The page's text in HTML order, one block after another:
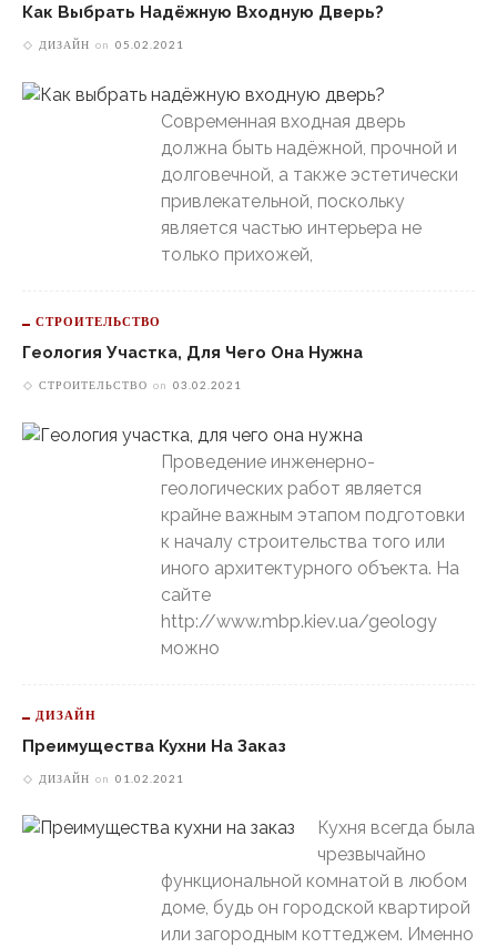
Как Выбрать Надёжную Входную Дверь?
ДИЗАЙН on 05.02.2021
Современная входная дверь
должна быть надёжной, прочной и
долговечной, а также эстетически
привлекательной, поскольку
является частью интерьера не
только прихожей,
СТРОИТЕЛЬСТВО
Геология Участка, Для Чего Она Нужна
СТРОИТЕЛЬСТВО on 03.02.2021
Проведение инженерно-
геологических работ является
крайне важным этапом подготовки
к началу строительства того или
иного архитектурного объекта. На
сайте
http://www.mbp.kiev.ua/geology
можно
ДИЗАЙН
Преимущества Кухни На Заказ
ДИЗАЙН on 01.02.2021
Кухня всегда была
чрезвычайно
функциональной комнатой в любом
доме, будь он городской квартирой
или загородным коттеджем. Именно